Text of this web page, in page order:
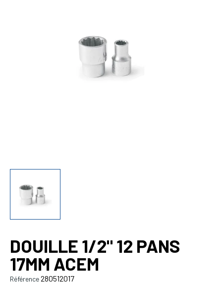
DOUILLE 1/2" 12 PANS
17MM ACEM
Référence280512017